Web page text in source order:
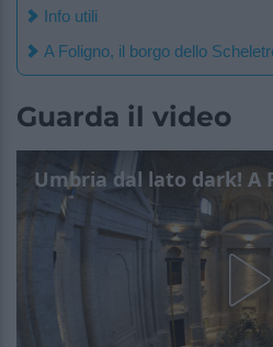
Info utili
A Foligno, il borgo dello
Guarda il video